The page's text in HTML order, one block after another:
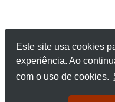
Este site usa cookies
experiência. Ao
com o uso de cookies.